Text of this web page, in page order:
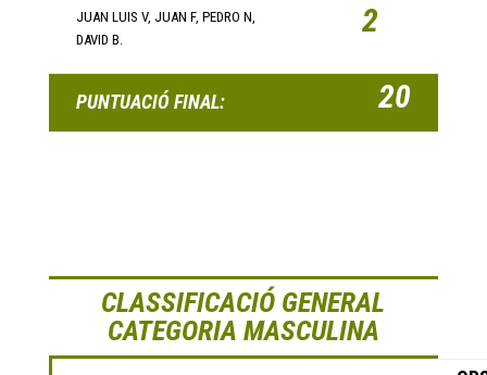
JUAN LUIS V, JUAN F, PEDRO N,
DAVID B.
2
PUNTUACIÓ FINAL: 20
CLASSIFICACIÓ GENERAL
CATEGORIA MASCULINA